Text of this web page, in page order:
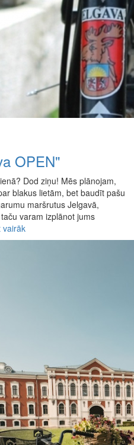
OPEN"
Dod ziņu! Mēs plānojam,
blakus lietām, bet baudīt pašu
maršrutus Jelgavā,
varam izplānot jums
vairāk